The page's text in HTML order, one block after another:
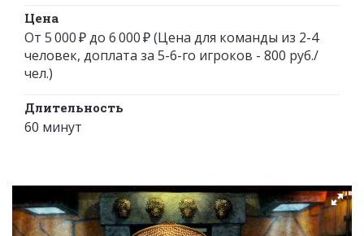
Цена
От 5 000 ₽ до 6 000 ₽ (Цена для команды из 2-4
человек, доплата за 5-6-го игроков - 800 руб./
чел.)
Длительность
60 минут